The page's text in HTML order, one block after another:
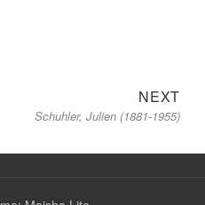
NEXTNext
post:
Schuhler, Julien (1881-1955)